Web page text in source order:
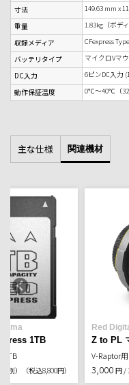
寸法
149.63 mm x
重量
1.83kg（ボデ
収録メディア
CFexpress
バッテリタイプ
マイクロVマ
DC入力
6ピンDC入力
動作保証温度
0℃～40℃（
主な仕様 関連機材
1TB
1TB
別） （税込8,800円）
Red
Z to PL
V-Raptor
3,000 円 /